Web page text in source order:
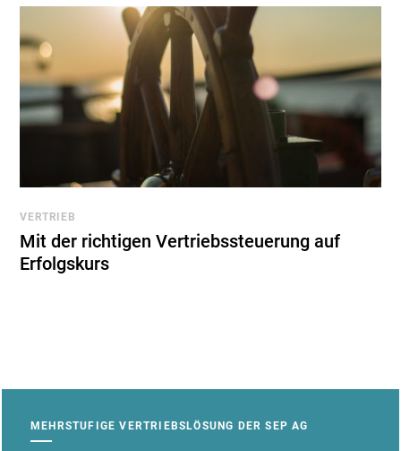
VERTRIEB
Mit der richtigen Vertriebssteuerung auf
Erfolgskurs
MEHRSTUFIGE VERTRIEBSLÖSUNG DER SEP AG